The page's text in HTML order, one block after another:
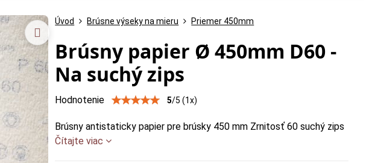
Úvod Brúsne výseky na mieru Priemer 450mm
Brúsny papier Ø 450mm D60 -
Na suchý zips
Hodnotenie 5/5 (1x)
Brúsny antistaticky papier pre brúsky 450 mm Zrnitosť 60 suchý zips
Čítajte viac